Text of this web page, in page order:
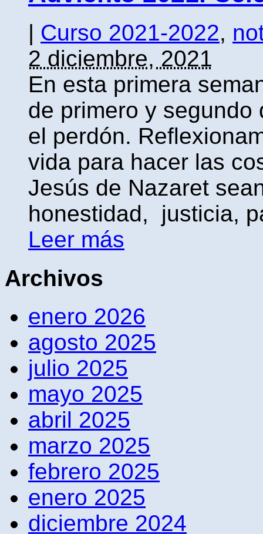
| Curso 2021-2022,
2 diciembre, 2021
En esta primera
de primero y
el perdón.
vida para hacer las
Jesús de Nazaret
honestidad, justicia,
Leer más
Archivos
enero 2026
agosto 2025
julio 2025
mayo 2025
abril 2025
marzo 2025
febrero 2025
enero 2025
diciembre 2024